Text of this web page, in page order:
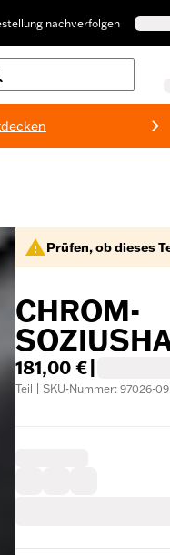
nachverfolgen
Prüfen, ob dieses
CHROM-
181,00 €
Teil | SKU-Nummer: 97026-09